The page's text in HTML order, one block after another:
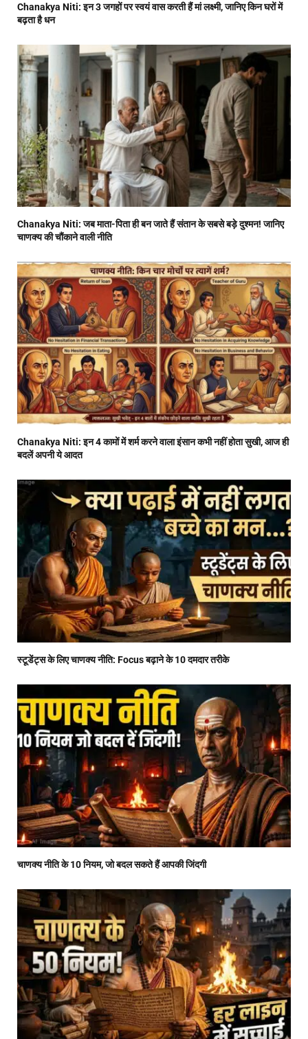
Chanakya Niti: इन 3 जगहों पर स्वयं वास करती हैं मां लक्ष्मी, जानिए किन घरों में
बढ़ता है धन
Chanakya Niti: जब माता-पिता ही बन जाते हैं संतान के सबसे बड़े दुश्मन! जानिए
चाणक्य की चौंकाने वाली नीति
Chanakya Niti: इन 4 कामों में शर्म करने वाला इंसान कभी नहीं होता सुखी, आज ही
बदलें अपनी ये आदत
स्टूडेंट्स के लिए चाणक्य नीति: Focus बढ़ाने के 10 दमदार तरीके
चाणक्य नीति के 10 नियम, जो बदल सकते हैं आपकी जिंदगी